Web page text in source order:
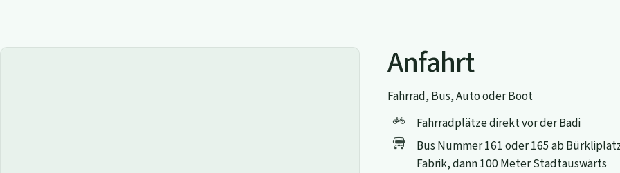
Anfahrt
Fahrrad, Bus, Auto oder Boot
Fahrradplätze direkt vor der Badi
Bus Nummer 161 oder 165 ab
Fabrik, dann 100 Meter Stadtauswärts